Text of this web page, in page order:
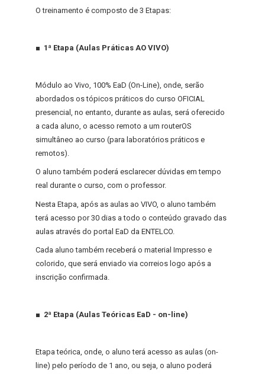
O treinamento é composto de 3 Etapas:
■ 1ª Etapa (Aulas Práticas AO VIVO)
Módulo ao Vivo, 100% EaD (On-Line), onde, serão
abordados os tópicos práticos do curso OFICIAL
presencial, no entanto, durante as aulas, será oferecido
a cada aluno, o acesso remoto a um routerOS
simultâneo ao curso (para laboratórios práticos e
remotos).
O aluno também poderá esclarecer dúvidas em tempo
real durante o curso, com o professor.
Nesta Etapa, após as aulas ao VIVO, o aluno também
terá acesso por 30 dias a todo o conteúdo gravado das
aulas através do portal EaD da ENTELCO.
Cada aluno também receberá o material Impresso e
colorido, que será enviado via correios logo após a
inscrição confirmada.
■ 2ª Etapa (Aulas Teóricas EaD - on-line)
Etapa teórica, onde, o aluno terá acesso as aulas (on-
line) pelo período de 1 ano, ou seja, o aluno poderá